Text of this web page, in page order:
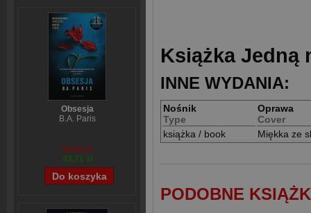
Obsesja
B.A. Paris
54,39 zł
43,71 zł
Książka Jedną
INNE WYDANIA:
Nośnik
Type
Oprawa
Cover
książka / book
Miękka ze
PODOBNE